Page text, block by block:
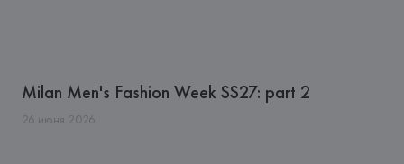
Milan Men's Fashion Week SS27: part 2
26 июня 2026